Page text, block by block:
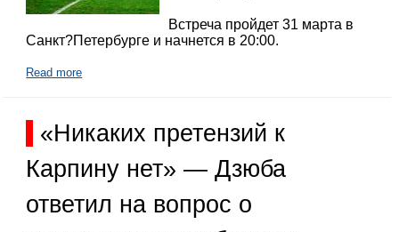
Встреча пройдет 31 марта в
Санкт?Петербурге и начнется в 20:00.
Read more
«Никаких претензий к
Карпину нет» — Дзюба
ответил на вопрос о